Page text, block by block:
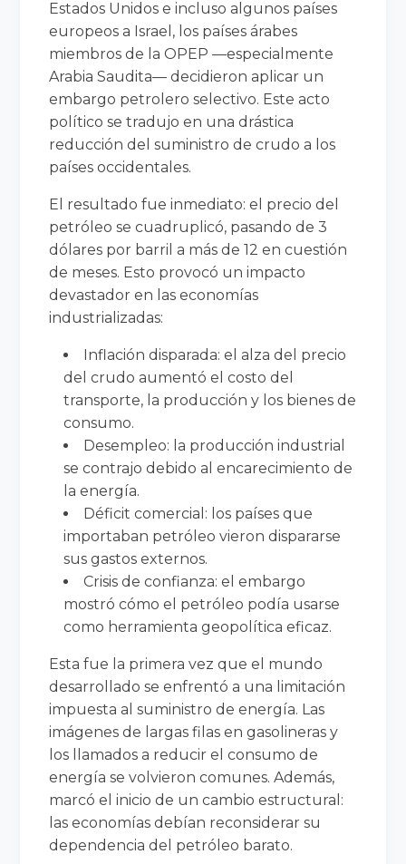
Estados Unidos e incluso algunos países
europeos a Israel, los países árabes
miembros de la OPEP —especialmente
Arabia Saudita— decidieron aplicar un
embargo petrolero selectivo. Este acto
político se tradujo en una drástica
reducción del suministro de crudo a los
países occidentales.
El resultado fue inmediato: el precio del
petróleo se cuadruplicó, pasando de 3
dólares por barril a más de 12 en cuestión
de meses. Esto provocó un impacto
devastador en las economías
industrializadas:
Inflación disparada: el alza del precio
del crudo aumentó el costo del
transporte, la producción y los bienes de
consumo.
Desempleo: la producción industrial
se contrajo debido al encarecimiento de
la energía.
Déficit comercial: los países que
importaban petróleo vieron dispararse
sus gastos externos.
Crisis de confianza: el embargo
mostró cómo el petróleo podía usarse
como herramienta geopolítica eficaz.
Esta fue la primera vez que el mundo
desarrollado se enfrentó a una limitación
impuesta al suministro de energía. Las
imágenes de largas filas en gasolineras y
los llamados a reducir el consumo de
energía se volvieron comunes. Además,
marcó el inicio de un cambio estructural:
las economías debían reconsiderar su
dependencia del petróleo barato.